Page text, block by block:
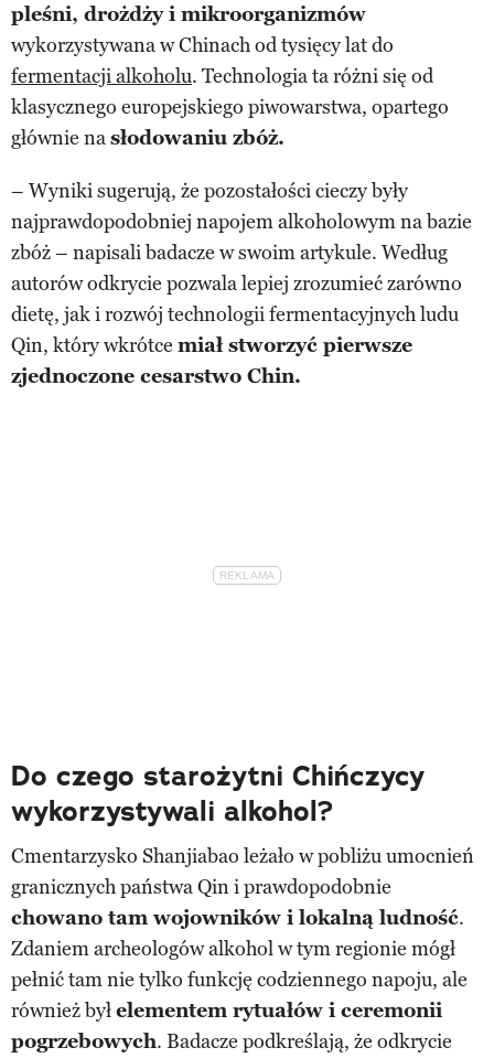
pleśni, drożdży i mikroorganizmów
wykorzystywana w Chinach od tysięcy lat do
fermentacji alkoholu. Technologia ta różni się od
klasycznego europejskiego piwowarstwa, opartego
głównie nasłodowaniu zbóż.
– Wyniki sugerują, że pozostałości cieczy były
najprawdopodobniej napojem alkoholowym na bazie
zbóż – napisali badacze w swoim artykule. Według
autorów odkrycie pozwala lepiej zrozumieć zarówno
dietę, jak i rozwój technologii fermentacyjnych ludu
Qin, który wkrótce miał stworzyć pierwsze
zjednoczone cesarstwo Chin.
Do czego starożytni Chińczycy
wykorzystywali alkohol?
Cmentarzysko Shanjiabao leżało w pobliżu umocnień
granicznych państwa Qin i prawdopodobnie
chowano tam wojowników i lokalną ludność.
Zdaniem archeologów alkohol w tym regionie mógł
pełnić tam nie tylko funkcję codziennego napoju, ale
również byłelementem rytuałów i ceremonii
pogrzebowych. Badacze podkreślają, że odkrycie